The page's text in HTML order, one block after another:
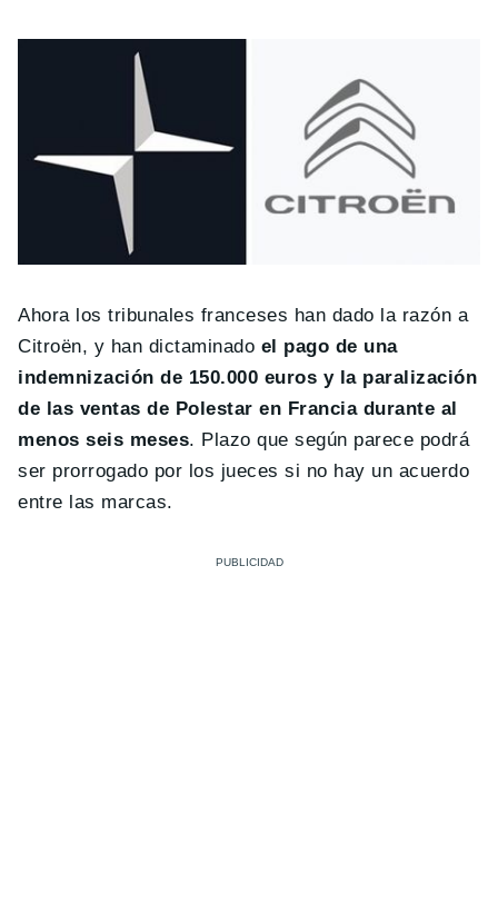
Ahora los tribunales franceses han dado la razón a
Citroën, y han dictaminado el pago de una
indemnización de 150.000 euros y la paralización
de las ventas de Polestar en Francia durante al
menos seis meses. Plazo que según parece podrá
ser prorrogado por los jueces si no hay un acuerdo
entre las marcas.